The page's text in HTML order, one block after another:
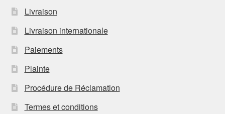
Livraison
Livraison internationale
Paiements
Plainte
Procédure de Réclamation
Termes et conditions